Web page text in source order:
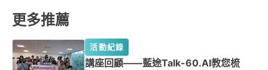
更多推薦
活動紀錄
講座回顧——藍途Talk-60.AI教您梳